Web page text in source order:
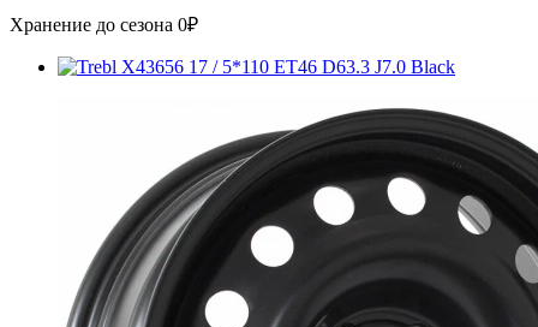
Хранение до сезона 0₽